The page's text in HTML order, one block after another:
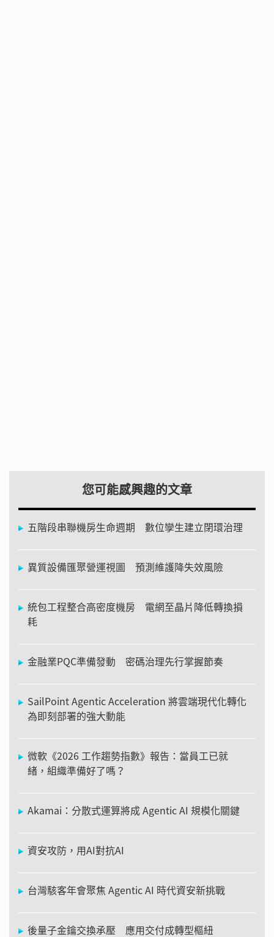
您可能感興趣的文章
五階段串聯機房生命週期 數位孿生建立閉環治理
異質設備匯聚營運視圖 預測維護降失效風險
統包工程整合高密度機房 電網至晶片降低轉換損
耗
金融業PQC準備發動 密碼治理先行掌握節奏
SailPoint Agentic Acceleration 將雲端現代化轉化
為即刻部署的強大動能
微軟《2026 工作趨勢指數》報告：當員工已就
緒，組織準備好了嗎？
Akamai：分散式運算將成 Agentic AI 規模化關鍵
資安攻防，用AI對抗AI
台灣駭客年會聚焦 Agentic AI 時代資安新挑戰
後量子金鑰交換承壓 應用交付成轉型樞紐